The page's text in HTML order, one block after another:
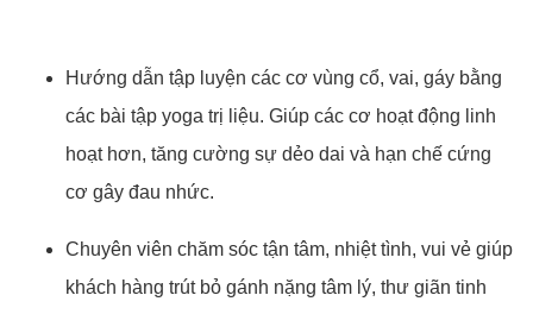
Hướng dẫn tập luyện các cơ vùng cổ, vai, gáy bằng
các bài tập yoga trị liệu. Giúp các cơ hoạt động linh
hoạt hơn, tăng cường sự dẻo dai và hạn chế cứng
cơ gây đau nhức.
Chuyên viên chăm sóc tận tâm, nhiệt tình, vui vẻ giúp
khách hàng trút bỏ gánh nặng tâm lý, thư giãn tinh